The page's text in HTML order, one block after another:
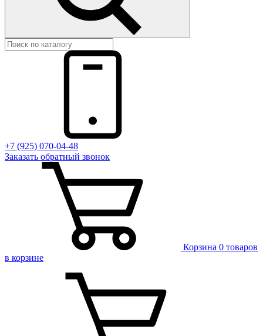
+7 (925) 070-04-48
Заказать обратный звонок
Корзина 0 товаров
в корзине